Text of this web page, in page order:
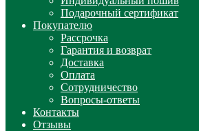
Подарочный сертификат
Покупателю
Рассрочка
Гарантия и возврат
Доставка
Оплата
Сотрудничество
Вопросы-ответы
Контакты
Отзывы